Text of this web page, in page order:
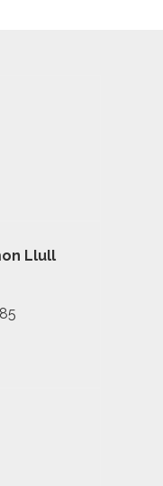
Llull